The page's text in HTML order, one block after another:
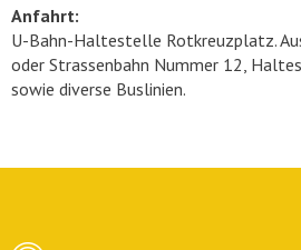
Anfahrt:
U-Bahn-Haltestelle Rotkreuzplatz.
oder Strassenbahn Nummer 12,
sowie diverse Buslinien.